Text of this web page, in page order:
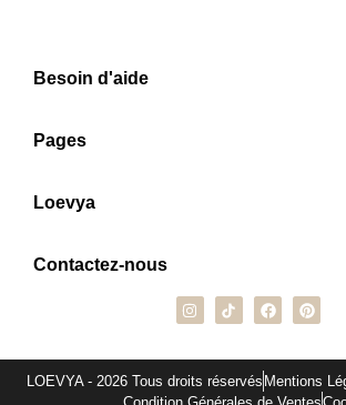
Besoin d'aide
Pages
Loevya
Contactez-nous
LOEVYA - 2026 Tous droits réservés Mentions